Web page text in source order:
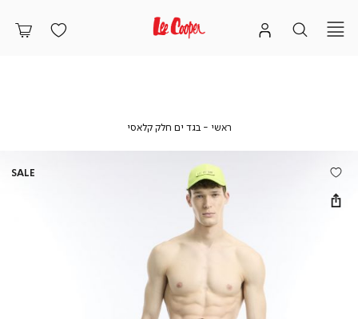
ראשי ראשי
בגד ים חלק קלאסי
חלק
SALE